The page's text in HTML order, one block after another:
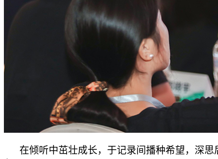
在倾听中茁壮成长，于记录间播种希望，深思